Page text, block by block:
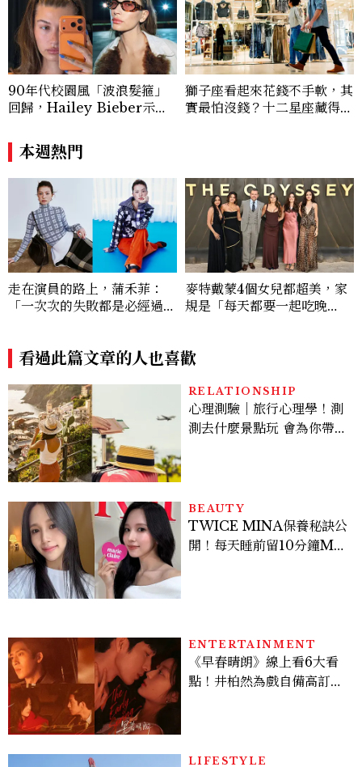
記錄時代，更是溫柔的行動——在每一段訪
談與每一篇文章裡，留下值得反覆回味的
光。
90年代校園風「波浪髮箍」
回歸，Hailey Bieber示範
u髮箍未開賣先爆紅！
獅子座看起來花錢不手軟，其
實最怕沒錢？十二星座藏得最
本週熱門
走在演員的路上，蒲禾菲：
「一次次的失敗都是必經過
麥特戴蒙4個女兒都超美，家
規是「每天都要一起吃晚
看過此篇文章的人也喜歡
RELATIONSHIP
心理測驗｜旅行心理學！測
測去什麼景點玩 會為你帶來
BEAUTY
TWICE MINA保養秘訣公
開！每天睡前留10分鐘ME
ENTERTAINMENT
《早春晴朗》線上看6大看
點！井柏然為戲自備高訂，
LIFESTYLE